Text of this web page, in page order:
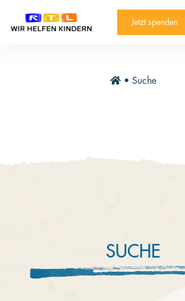
RTL-Spendenmarathon 2025
News
Kooperieren
Kontakt
Jetzt spenden
• Suche
SUCHE